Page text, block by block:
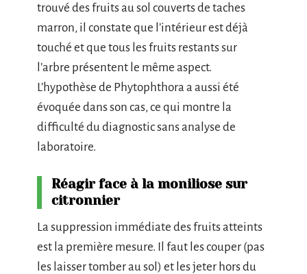
trouvé des fruits au sol couverts de taches
marron, il constate que l’intérieur est déjà
touché et que tous les fruits restants sur
l’arbre présentent le même aspect.
L’hypothèse de Phytophthora a aussi été
évoquée dans son cas, ce qui montre la
difficulté du diagnostic sans analyse de
laboratoire.
Réagir face à la moniliose sur
citronnier
La suppression immédiate des fruits atteints
est la première mesure. Il faut les couper (pas
les laisser tomber au sol) et les jeter hors du